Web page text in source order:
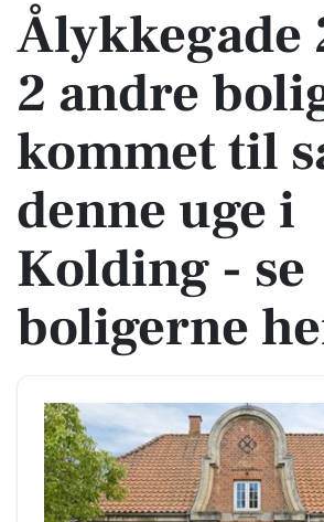
Ålykkegade
2 andre
kommet til
denne uge i
Kolding - se
boligerne